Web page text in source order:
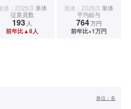
体・2026/3 単体
従業員数
193 人
前年比▲8人
単体・2026/3 単体
平均給与
764万円
前年比+1万円
単位： 名